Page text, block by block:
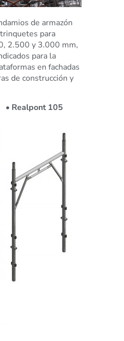
de armazón
para
2.500 y 3.000 mm,
para la
en fachadas
de construcción y
105